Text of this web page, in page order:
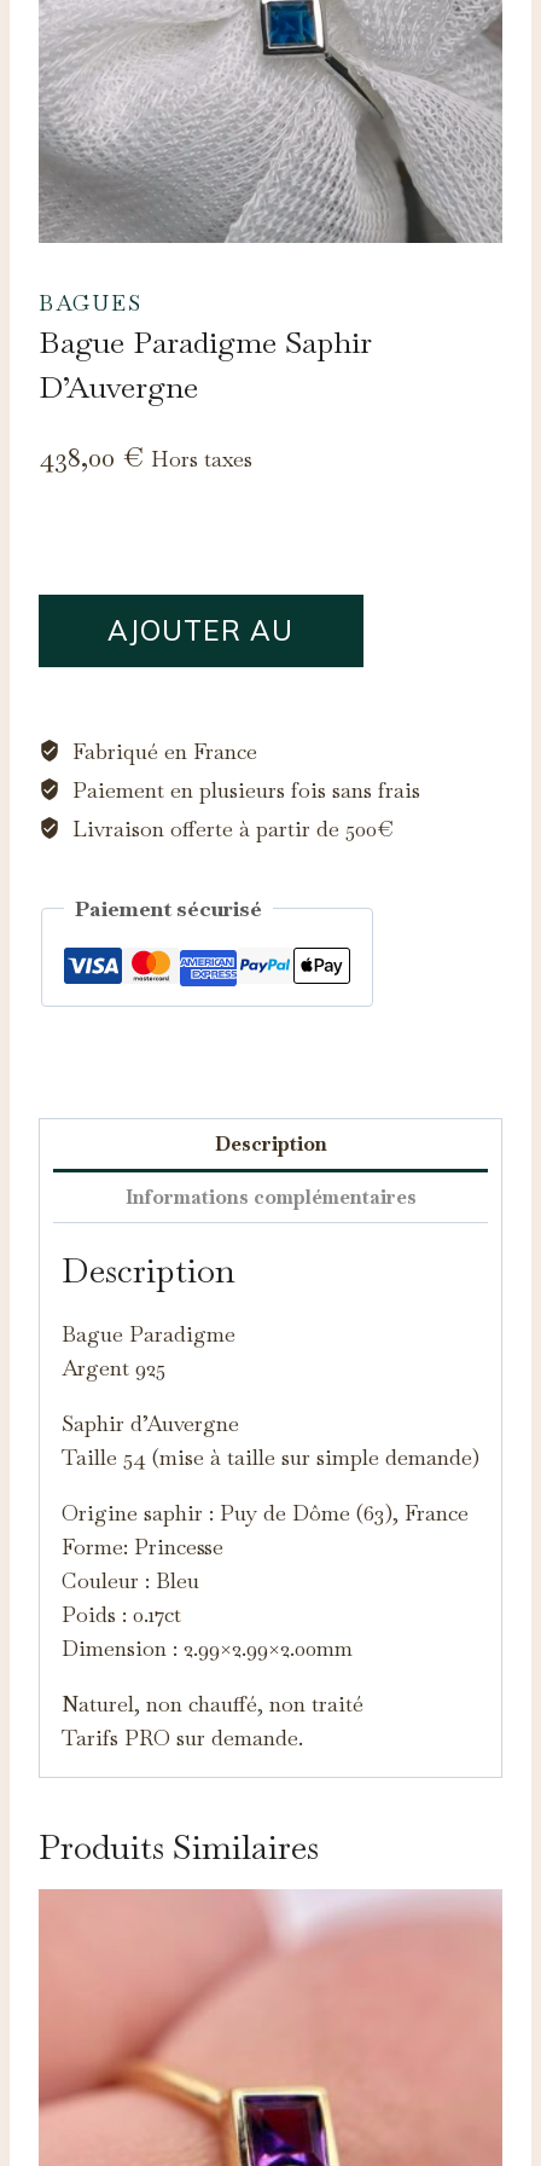
BAGUES
Bague Paradigme Saphir
D’Auvergne
438,00 € Hors taxes
Saphir
d'Auvergne
AJOUTER AU
Fabriqué en France
Paiement en plusieurs fois sans frais
Livraison offerte à partir de 500€
Paiement sécurisé
Description
Informations complémentaires
Description
Bague Paradigme
Argent 925
Saphir d’Auvergne
Taille 54 (mise à taille sur simple demande)
Origine saphir : Puy de Dôme (63), France
Forme: Princesse
Couleur : Bleu
Poids : 0.17ct
Dimension : 2.99×2.99×2.00mm
Naturel, non chauffé, non traité
Tarifs PRO sur demande.
Produits Similaires